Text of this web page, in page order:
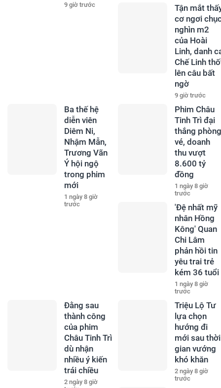
9 giờ trước
Tận mắt
cơ ngơi
nghìn m2
của Hoài
Linh, danh
Chế Linh
lên câu bất
ngờ
9 giờ trước
Ba thế hệ
diễn viên
Diêm Ni,
Nhậm Mẫn,
Trương Vãn
Ý hội ngộ
trong phim
mới
1 ngày 8 giờ
trước
Phim Châu
Tinh Trì đại
thắng phòng
vé, doanh
thu vượt
8.600 tỷ
đồng
1 ngày 8 giờ
trước
'Đệ nhất mỹ
nhân Hồng
Kông' Quan
Chi Lâm
phản hồi tin
yêu trai trẻ
kém 36 tuổi
1 ngày 8 giờ
trước
Đằng sau
thành công
của phim
Châu Tinh Trì
dù nhận
nhiều ý kiến
trái chiều
2 ngày 8 giờ
Triệu Lộ Tư
lựa chọn
hướng đi
mới sau thời
gian vướng
khó khăn
2 ngày 8 giờ
trước